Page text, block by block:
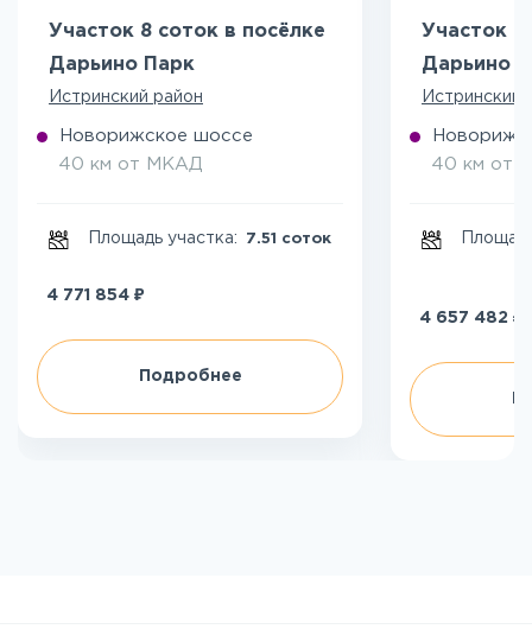
Участок 8 соток в посёлке
Дарьино Парк
Истринский район
Новорижское шоссе
40 км от МКАД
Площадь участка: 7.51 соток
4 771 854 ₽
Подробнее
Участок 7
Дарьино
Истринский
40 км от
4 657 482 ₽